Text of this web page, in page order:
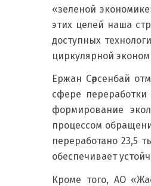
«зеленой
этих целей наша
доступных
циркулярной
Ержан Сәрсенбай
сфере
формирование
процессом
переработано 23,5
обеспечивает
Кроме того, АО